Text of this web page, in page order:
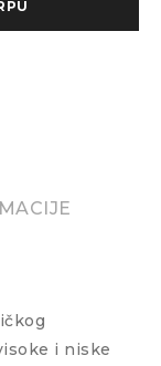
i niske